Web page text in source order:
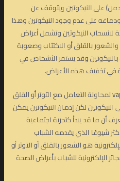
على النيكوتين ويتوقف عن
على عدم وجود النيكوتين وهذا
النيكوتين وتشمل أعراض
والشعور بالقلق أو الاكتئاب وصعوبة
وقد يستمر الأشخاص في
في تخفيف هذه الأعراض.
قد يلجأ الشباب إلى الـفيبينج vaping لمحاولة التعامل مع التوتر أو القلق
لكن إدمان النيكوتين يمكن
أن ما قد يبدأ كتجربة اجتماعية
شيوعًا الذي يقدمه الشباب
هو الشعور بالقلق أو التوتر أو
الإلكترونية للشباب بأعراض الصحة